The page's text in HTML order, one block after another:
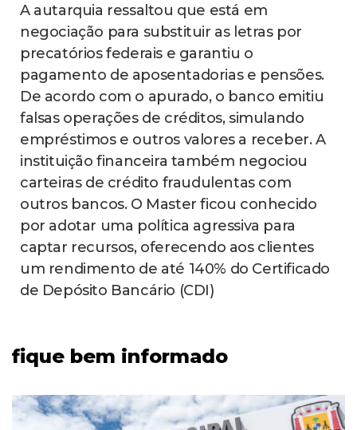
A autarquia ressaltou que está em
negociação para substituir as letras por
precatórios federais e garantiu o
pagamento de aposentadorias e pensões.
De acordo com o apurado, o banco emitiu
falsas operações de créditos, simulando
empréstimos e outros valores a receber. A
instituição financeira também negociou
carteiras de crédito fraudulentas com
outros bancos. O Master ficou conhecido
por adotar uma política agressiva para
captar recursos, oferecendo aos clientes
um rendimento de até 140% do Certificado
de Depósito Bancário (CDI)
fique bem informado